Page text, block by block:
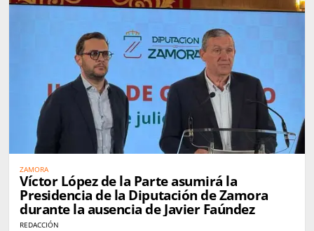
ZAMORA
Víctor López de la Parte asumirá la
Presidencia de la Diputación de Zamora
durante la ausencia de Javier Faúndez
REDACCIÓN